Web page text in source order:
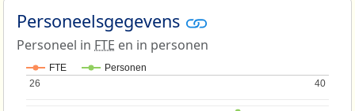
Personeelsgegevens
Personeel in FTE en in personen
FTE Personen
26
26 40
40